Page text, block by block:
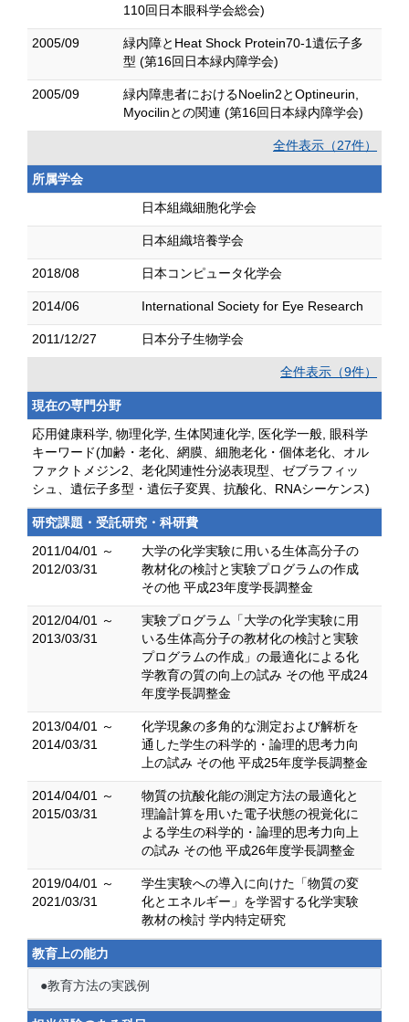
110回日本眼科学会総会)
2005/09
緑内障とHeat Shock Protein70-1遺伝子多
型 (第16回日本緑内障学会)
2005/09
緑内障患者におけるNoelin2とOptineurin,
Myocilinとの関連 (第16回日本緑内障学会)
全件表示（27件）
所属学会
日本組織細胞化学会
日本組織培養学会
2018/08 日本コンピュータ化学会
2014/06 International Society for Eye Research
2011/12/27 日本分子生物学会
全件表示（9件）
現在の専門分野
応用健康科学, 物理化学, 生体関連化学, 医化学一般, 眼科学
キーワード(加齢・老化、網膜、細胞老化・個体老化、オル
ファクトメジン2、老化関連性分泌表現型、ゼブラフィッ
シュ、遺伝子多型・遺伝子変異、抗酸化、RNAシーケンス)
研究課題・受託研究・科研費
2011/04/01 ～
2012/03/31
大学の化学実験に用いる生体高分子の
教材化の検討と実験プログラムの作成
その他 平成23年度学長調整金
2012/04/01 ～
2013/03/31
実験プログラム「大学の化学実験に用
いる生体高分子の教材化の検討と実験
プログラムの作成」の最適化による化
学教育の質の向上の試み その他 平成24
年度学長調整金
2013/04/01 ～
2014/03/31
化学現象の多角的な測定および解析を
通した学生の科学的・論理的思考力向
上の試み その他 平成25年度学長調整金
2014/04/01 ～
2015/03/31
物質の抗酸化能の測定方法の最適化と
理論計算を用いた電子状態の視覚化に
よる学生の科学的・論理的思考力向上
の試み その他 平成26年度学長調整金
2019/04/01 ～
2021/03/31
学生実験への導入に向けた「物質の変
化とエネルギー」を学習する化学実験
教材の検討 学内特定研究
教育上の能力
●教育方法の実践例